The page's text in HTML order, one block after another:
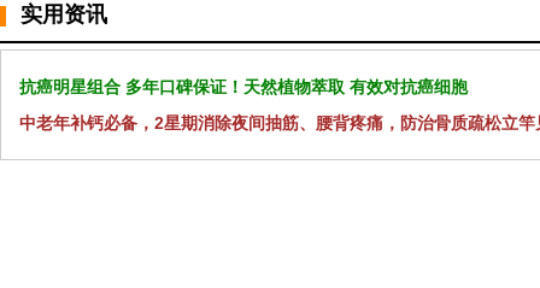
实用资讯
抗癌明星组合 多年口碑保证！天然植物萃取 有效对抗癌细胞
中老年补钙必备，2星期消除夜间抽筋、腰背疼痛，防治骨质疏松立竿